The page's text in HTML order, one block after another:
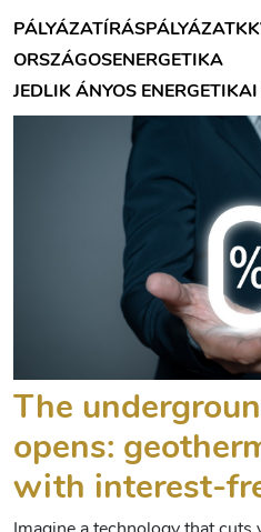
PÁLYÁZATÍRÁSPÁLYÁZAT
ORSZÁGOSENERGETIKA
JEDLIK ÁNYOS
The
opens:
with interest-